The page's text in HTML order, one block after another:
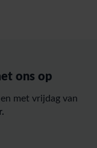
ons op
met vrijdag van